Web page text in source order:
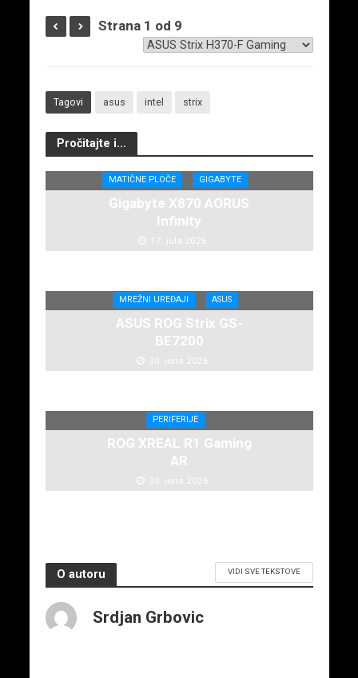
Strana 1 od 9
Tagovi asus intel strix
Pročitajte i...
MATIČNE PLOČE GIGABYTE
Gigabyte X870 AORUS
Infinity
17. jula 2026.
MREŽNI UREĐAJI ASUS
ASUS ROG Strix GS-
BE7200
30. juna 2026.
PERIFERIJE
ROG XREAL R1 Gaming
AR
30. juna 2026.
O autoru VIDI SVE TEKSTOVE
Srdjan Grbovic